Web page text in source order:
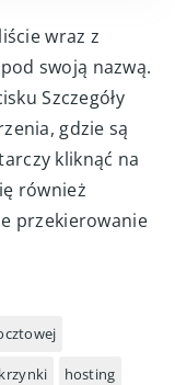
wraz z
swoją nazwą.
Szczegóły
gdzie są
kliknąć na
również
przekierowanie
hosting